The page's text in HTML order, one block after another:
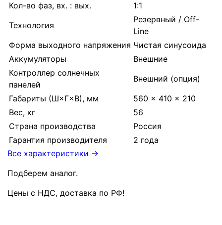
Кол-во фаз, вх. : вых.
1:1
Технология
Резервный / Off-
Line
Форма выходного напряжения Чистая синусоида
Аккумуляторы
Внешние
Контроллер солнечных
панелей
Внешний (опция)
Габариты (Ш×Г×В), мм
560 × 410 × 210
Вес, кг
56
Страна производства
Россия
Гарантия производителя
2 года
Все характеристики →
Подберем аналог.
Цены с НДС, доставка по РФ!